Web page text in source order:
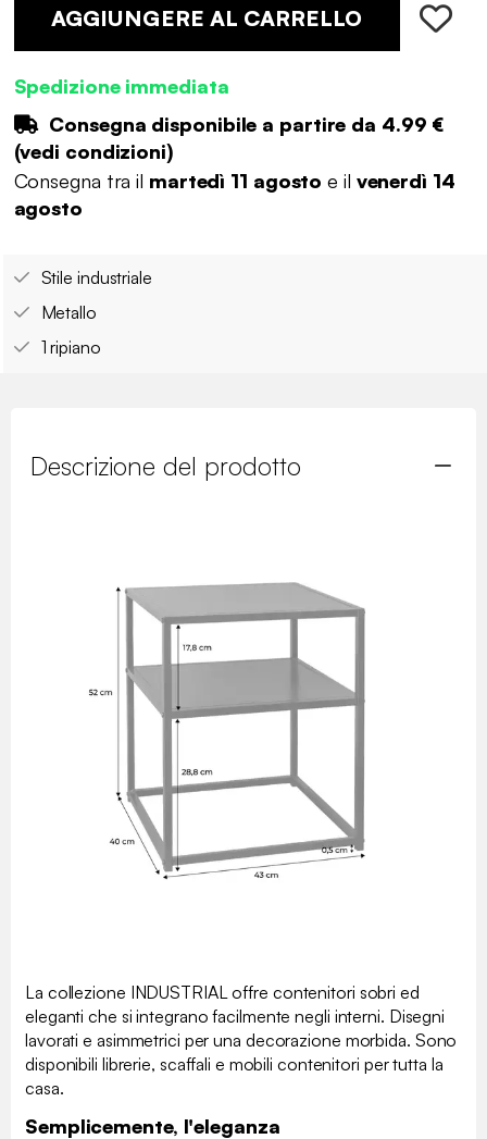
AGGIUNGERE AL CARRELLO
Spedizione immediata
Consegna disponibile a partire da 4.99 €
(vedi condizioni)
Consegna tra il martedì 11 agosto e il venerdì 14
agosto
Stile industriale
Metallo
1 ripiano
Descrizione del prodotto
La collezione INDUSTRIAL offre contenitori sobri ed
eleganti che si integrano facilmente negli interni. Disegni
lavorati e asimmetrici per una decorazione morbida. Sono
disponibili librerie, scaffali e mobili contenitori per tutta la
casa.
Semplicemente, l'eleganza